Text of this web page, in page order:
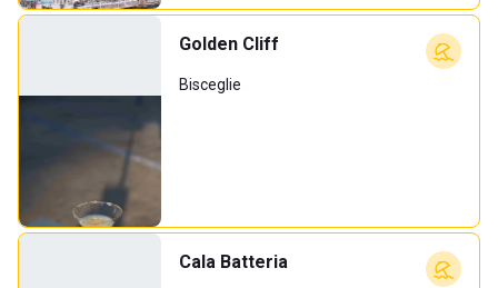
Golden Cliff
Bisceglie
Cala Batteria